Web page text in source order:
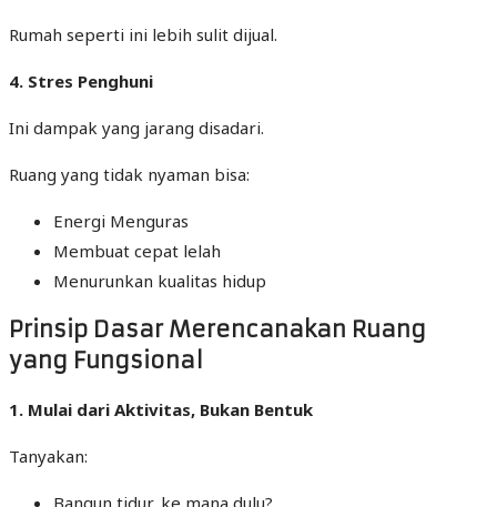
Rumah seperti ini lebih sulit dijual.
4. Stres Penghuni
Ini dampak yang jarang disadari.
Ruang yang tidak nyaman bisa:
Energi Menguras
Membuat cepat lelah
Menurunkan kualitas hidup
Prinsip Dasar Merencanakan Ruang
yang Fungsional
1. Mulai dari Aktivitas, Bukan Bentuk
Tanyakan: